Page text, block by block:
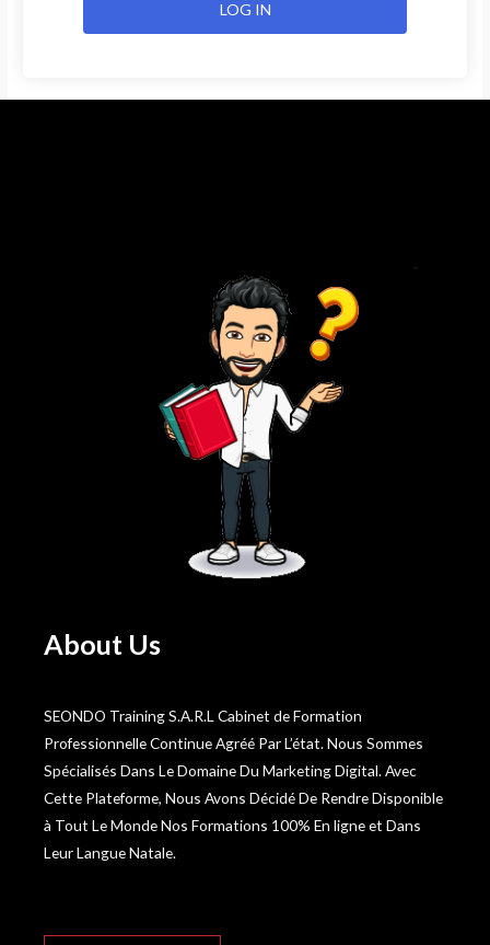
About Us
SEONDO Training S.A.R.L Cabinet de Formation
Professionnelle Continue Agréé Par L’état. Nous Sommes
Spécialisés Dans Le Domaine Du Marketing Digital. Avec
Cette Plateforme, Nous Avons Décidé De Rendre Disponible
à Tout Le Monde Nos Formations 100% En ligne et Dans
Leur Langue Natale.